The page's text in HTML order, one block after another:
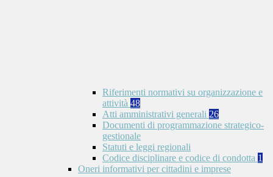
Riferimenti normativi su organizzazione e
attività 48
Atti amministrativi generali 26
Documenti di programmazione strategico-
gestionale
Statuti e leggi regionali
Codice disciplinare e codice di condotta 1
Oneri informativi per cittadini e imprese